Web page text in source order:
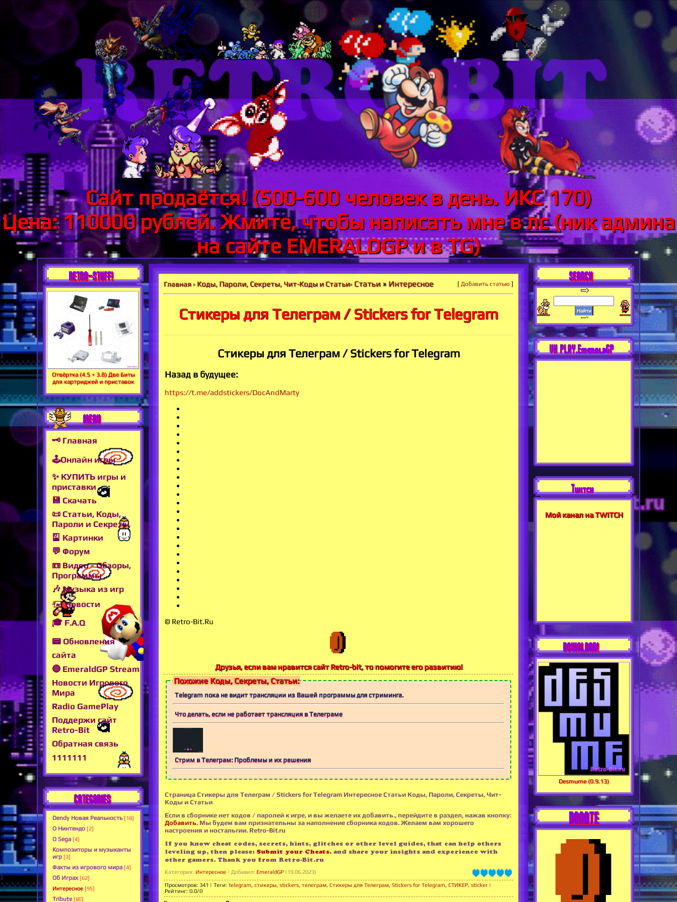
Сайт продаётся! (500-600 человек в день. ИКС 170)
Цена: 110000 рублей. Жмите, чтобы написать мне в лс (ник админа
на сайте EMERALDGP и в TG)
RETRO-STUFF!
Отвёртка (4.5 + 3.8) Две Биты
для картриджей и приставок
MENU
🗝 Главная
🕹Онлайн игры
✨ КУПИТЬ игры и
приставки
💾 Скачать
📜 Статьи, Коды,
Пароли и Секреты
🎴 Картинки
💬 Форум
📼 Видео - Обзоры,
Программы
🎶 Музыка из игр
🖅 Новости
🎓 F.A.Q
📟 Обновления
сайта
🔴 EmeraldGP Stream
Новости Игрового
Мира
Radio GamePlay
Поддержи сайт
Retro-Bit
Обратная связь
1111111
CATEGORIES
Dendy Новая Реальность [18]
О Нинтендо [2]
О Sega [4]
Композиторы и музыканты
игр [3]
Факты из игрового мира [4]
Об Играх [62]
Интересное [95]
Tribute [80]
Главная » Коды, Пароли, Секреты, Чит-Коды и Статьи» Статьи » Интересное [ Добавить статью ]
Стикеры для Телеграм / Stickers for Telegram
Стикеры для Телеграм / Stickers for Telegram
Назад в будущее:
https://t.me/addstickers/DocAndMarty
© Retro-Bit.Ru
Друзья, если вам нравится сайт Retro-bit, то помогите его развитию!
Похожие Коды, Секреты, Статьи:
Telegram пока не видит трансляции из Вашей программы для стриминга.
Что делать, если не работает трансляция в Телеграме
Стрим в Телеграм: Проблемы и их решения
Страница Стикеры для Телеграм / Stickers for Telegram Интересное Статьи Коды, Пароли, Секреты, Чит-
Коды и Статьи
Если в сборнике нет кодов / паролей к игре, и вы желаете их добавить., перейдите в раздел, нажав кнопку:
Добавить. Мы будем вам признательны за наполнение сборника кодов. Желаем вам хорошего
настроения и ностальгии. Retro-Bit.ru
If you know cheat codes, secrets, hints, glitches or other level guides, that can help others
leveling up, then please: Submit your Cheats. and share your insights and experience with
other gamers. Thank you from Retro-Bit.ru
Категория: Интересное | Добавил: EmeraldGP (19.06.2023)
Просмотров: 341 | Теги: telegram, стикеры, stickers, телеграм, Стикеры для Телеграм, Stickers for Telegram, СТИКЕР, sticker |
Рейтинг: 0.0/0
SEARCH
VK PLAY.EmeraldGP
Twitch
Мой канал на TWITCH
DOWNLOAD!
Desmume (0.9.13)
DONATE